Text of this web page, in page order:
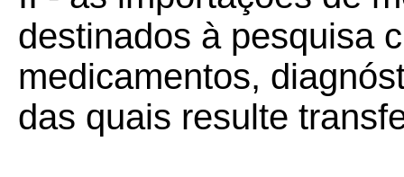
destinados à pesquisa
medicamentos,
das quais resulte